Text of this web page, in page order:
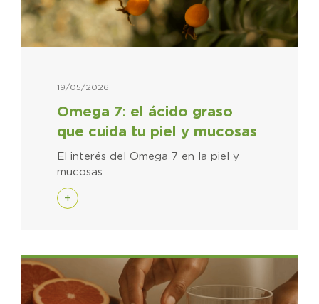
Omega 7: el ácido graso
que cuida tu piel y mucosas
19/05/2026
El interés del Omega 7 en la piel y
mucosas
+